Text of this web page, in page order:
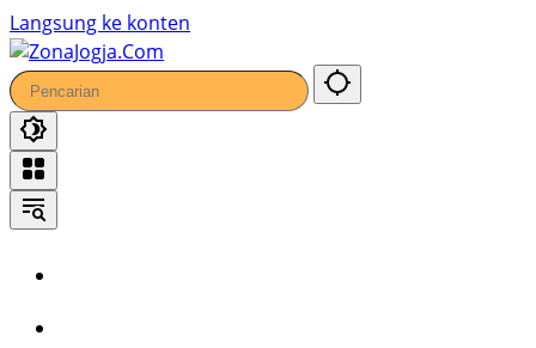
Langsung ke konten